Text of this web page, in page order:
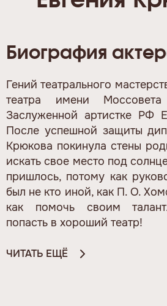
Биография
Гений театрального
театра имени
Заслуженной артистке РФ
После успешной защиты
Крюкова покинула стены
искать свое место под
пришлось, потому как
был не кто иной, как П. О.
как помочь своим
попасть в хороший театр!
ЧИТАТЬ ЕЩЁ